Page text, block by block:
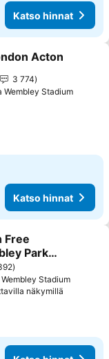
Katso hinnat
Acton
3 774
Stadium
Katso hinnat
Free
Park
-
Private
Stadium
näkymillä